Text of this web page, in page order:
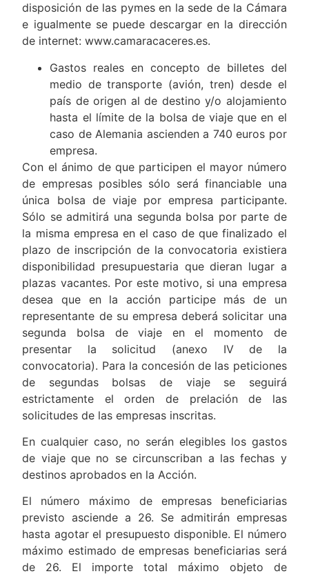
disposición de las pymes en la sede de la Cámara
e igualmente se puede descargar en la dirección
de internet: www.camaracaceres.es.
Gastos reales en concepto de billetes del
medio de transporte (avión, tren) desde el
país de origen al de destino y/o alojamiento
hasta el límite de la bolsa de viaje que en el
caso de Alemania ascienden a 740 euros por
empresa.
Con el ánimo de que participen el mayor número
de empresas posibles sólo será financiable una
única bolsa de viaje por empresa participante.
Sólo se admitirá una segunda bolsa por parte de
la misma empresa en el caso de que finalizado el
plazo de inscripción de la convocatoria existiera
disponibilidad presupuestaria que dieran lugar a
plazas vacantes. Por este motivo, si una empresa
desea que en la acción participe más de un
representante de su empresa deberá solicitar una
segunda bolsa de viaje en el momento de
presentar la solicitud (anexo IV de la
convocatoria). Para la concesión de las peticiones
de segundas bolsas de viaje se seguirá
estrictamente el orden de prelación de las
solicitudes de las empresas inscritas.
En cualquier caso, no serán elegibles los gastos
de viaje que no se circunscriban a las fechas y
destinos aprobados en la Acción.
El número máximo de empresas beneficiarias
previsto asciende a 26. Se admitirán empresas
hasta agotar el presupuesto disponible. El número
máximo estimado de empresas beneficiarias será
de 26. El importe total máximo objeto de